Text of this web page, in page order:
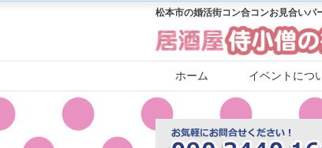
松本市の婚活街コン合コンお見合いパ
ホーム イベントにつ